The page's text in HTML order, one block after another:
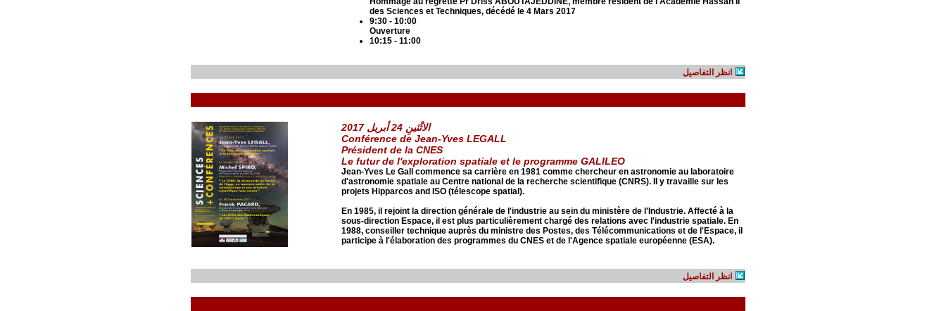
des Sciences et Techniques, décédé le 4 Mars 2017
9:30 - 10:00
Ouverture
10:15 - 11:00
انظر التفاصيل
الاثْنَينِ 24 أبريل 2017
Conférence de Jean-Yves LEGALL
Président de la CNES
Le futur de l'exploration spatiale et le programme GALILEO
Jean-Yves Le Gall commence sa carrière en 1981 comme chercheur en astronomie au laboratoire
d'astronomie spatiale au Centre national de la recherche scientifique (CNRS). Il y travaille sur les
projets Hipparcos and ISO (télescope spatial).
En 1985, il rejoint la direction générale de l'industrie au sein du ministère de l'Industrie. Affecté à la
sous-direction Espace, il est plus particulièrement chargé des relations avec l'industrie spatiale. En
1988, conseiller technique auprès du ministre des Postes, des Télécommunications et de l'Espace, il
participe à l'élaboration des programmes du CNES et de l'Agence spatiale européenne (ESA).
انظر التفاصيل